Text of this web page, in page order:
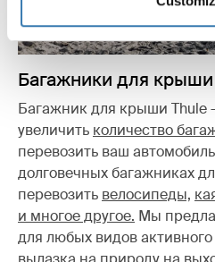
Багажники для крыши
Багажник для крыши Thule
увеличить количество
перевозить ваш
долговечных багажниках
перевозить велосипеды,
и многое другое. Мы
для любых видов активного